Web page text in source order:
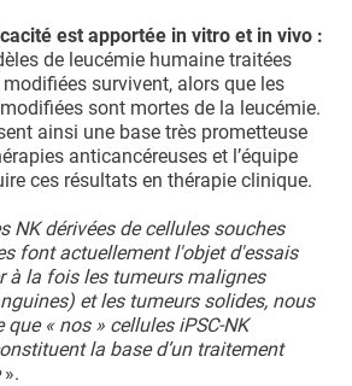
est apportée in vitro et in vivo :
de leucémie humaine traitées
survivent, alors que les
sont mortes de la leucémie.
ainsi une base très prometteuse
anticancéreuses et l’équipe
ces résultats en thérapie clinique.
NK dérivées de cellules souches
font actuellement l'objet d'essais
à la fois les tumeurs malignes
et les tumeurs solides, nous
« nos » cellules iPSC-NK
la base d’un traitement
».